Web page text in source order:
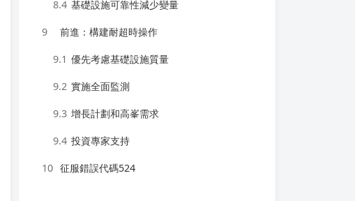
8.4 基礎設施可靠性減少變量
9 前進：構建耐超時操作
9.1 優先考慮基礎設施質量
9.2 實施全面監測
9.3 增長計劃和高峯需求
9.4 投資專家支持
10 征服錯誤代碼524